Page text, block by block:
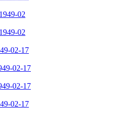
02
02
02-17
02-17
02-17
02-17